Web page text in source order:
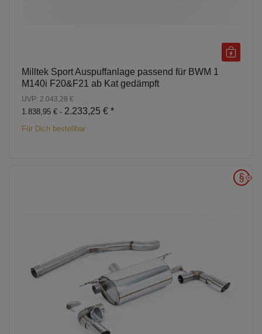
Milltek Sport Auspuffanlage passend für BWM 1
M140i F20&F21 ab Kat gedämpft
UVP: 2.043,28 €
1.838,95 € - 2.233,25 € *
Für Dich bestellbar